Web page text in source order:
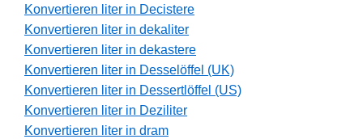
Konvertieren liter in Decistere
Konvertieren liter in dekaliter
Konvertieren liter in dekastere
Konvertieren liter in Desselöffel (UK)
Konvertieren liter in Dessertlöffel (US)
Konvertieren liter in Deziliter
Konvertieren liter in dram